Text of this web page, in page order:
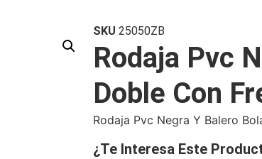
SKU 25050ZB
Rodaja Pvc
Doble Con
Rodaja Pvc Negra Y Balero
¿Te Interesa Este